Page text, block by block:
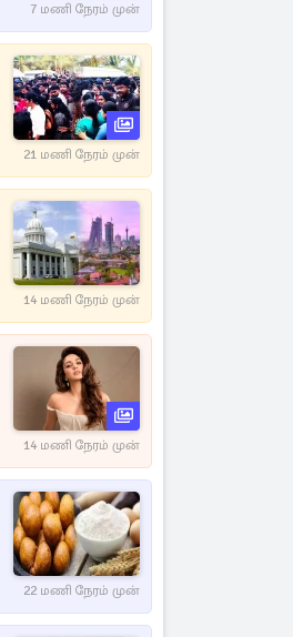
7 மணி நேரம் முன்
21 மணி நேரம் முன்
14 மணி நேரம் முன்
14 மணி நேரம் முன்
22 மணி நேரம் முன்